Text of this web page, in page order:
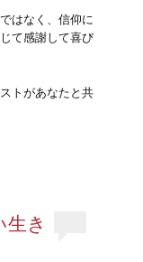
はなく、信仰に
て感謝して喜び
トがあなたと共
き